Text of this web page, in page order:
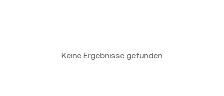
Keine Ergebnisse gefunden